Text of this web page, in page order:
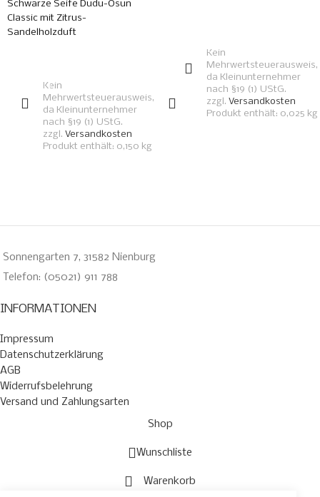
Schwarze Seife Dudu-Osun
Classic mit Zitrus-
Sandelholzduft
Kein
Mehrwertsteuerausweis,
da Kleinunternehmer
nach §19 (1) UStG.
zzgl. Versandkosten
Produkt enthält: 0,150 kg
Kein
Mehrwertsteuerausweis,
da Kleinunternehmer
nach §19 (1) UStG.
zzgl. Versandkosten
Produkt enthält: 0,025 kg
Sonnengarten 7, 31582 Nienburg
Telefon: (05021) 911 788
INFORMATIONEN
Impressum
Datenschutzerklärung
AGB
Widerrufsbelehrung
Versand und Zahlungsarten
Shop
Wunschliste
Warenkorb